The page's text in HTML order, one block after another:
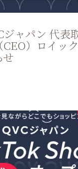
ジャパン 代表
）ロイッ